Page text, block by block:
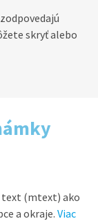
skryť alebo
text (mtext) ako
a okraje. Viac